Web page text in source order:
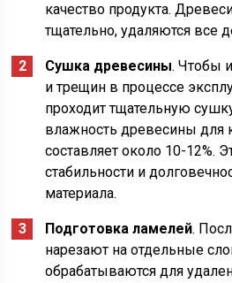
качество продукта.
тщательно, удаляются все
Сушка древесины. Чтобы
и трещин в процессе
проходит тщательную
влажность древесины для
составляет около 10-12%.
стабильности и
материала.
Подготовка ламелей.
нарезают на отдельные
обрабатываются для